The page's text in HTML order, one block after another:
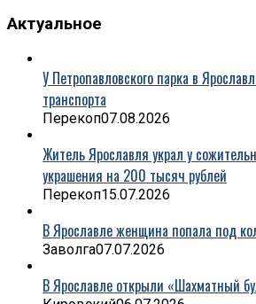
Актуальное
У Петропавловского парка в
транспорта
Перекоп07.08.2026
Житель Ярославля украл у
украшения на 200 тысяч рублей
Перекоп15.07.2026
В Ярославле женщина попала под
Заволга07.07.2026
В Ярославле открыли «Шахматный